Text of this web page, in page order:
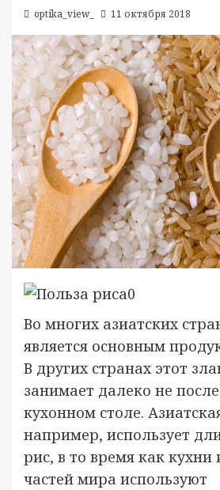
optika_view_ 11 октября 2018
Во многих азиатских
является основным
В других странах этот
занимает далеко не
кухонном столе.
например, использует
рис, в то время как кухни
частей мира используют